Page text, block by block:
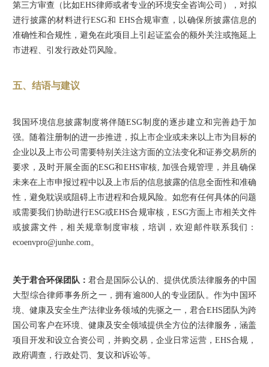
第三方审查（比如EHS律师或者专业的环境安全咨询公司），对拟
进行披露的材料进行ESG和 EHS合规审查，以确保所披露信息的
准确性和合规性，避免在此项目上引起证监会的额外关注或拖延上
市进程、引发行政处罚风险。
五、结语与建议
我国环境信息披露制度将伴随ESG制度的逐步建立和完善趋于加
强。随着注册制的进一步推进，拟上市企业或未来以上市为目标的
企业以及上市公司需要特别关注这方面的立法变化和证券交易所的
要求，及时开展全面的ESG和EHS审核, 加强合规管理，并且确保
未来在上市申报过程中以及上市后的信息披露的信息全面性和准确
性，避免耽误或阻碍上市进程和合规风险。如您有任何具体的问题
或需要我们协助进行ESG或EHS合规审核，ESG方面上市相关文件
或披露文件，相关规章制度审核，培训，欢迎邮件联系我们：
ecoenvpro@junhe.com。
关于君合环保团队： 君合是国际公认的、提供优质法律服务的中国
大型综合律师事务所之一，拥有逾800人的专业团队。作为中国环
境、健康及安全生产法律业务领域的先驱之一，君合EHS团队为跨
国公司客户在环境、健康及安全领域提供全方位的法律服务，涵盖
项目开发和设立合资公司，并购交易，企业日常运营，EHS合规，
政府调查，行政处罚、复议和诉讼等。